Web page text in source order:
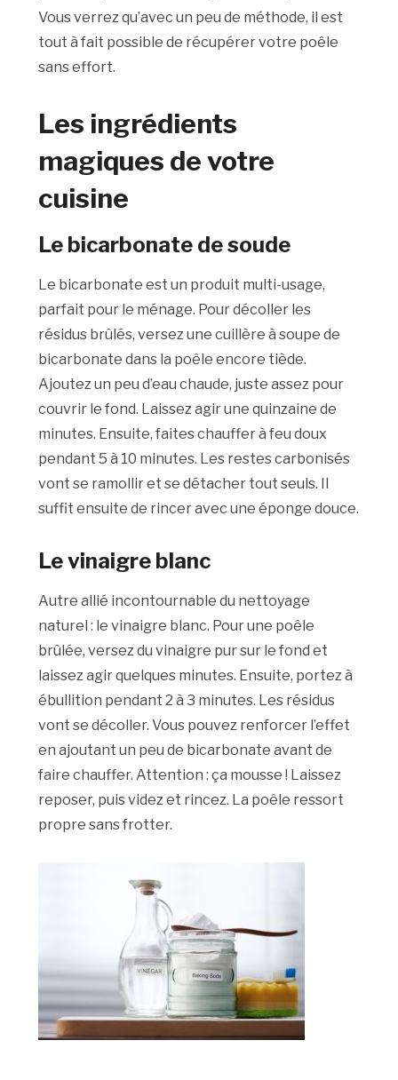
Vous verrez qu’avec un peu de méthode, il est
tout à fait possible de récupérer votre poêle
sans effort.
Les ingrédients
magiques de votre
cuisine
Le bicarbonate de soude
Le bicarbonate est un produit multi-usage,
parfait pour le ménage. Pour décoller les
résidus brûlés, versez une cuillère à soupe de
bicarbonate dans la poêle encore tiède.
Ajoutez un peu d’eau chaude, juste assez pour
couvrir le fond. Laissez agir une quinzaine de
minutes. Ensuite, faites chauffer à feu doux
pendant 5 à 10 minutes. Les restes carbonisés
vont se ramollir et se détacher tout seuls. Il
suffit ensuite de rincer avec une éponge douce.
Le vinaigre blanc
Autre allié incontournable du nettoyage
naturel : le vinaigre blanc. Pour une poêle
brûlée, versez du vinaigre pur sur le fond et
laissez agir quelques minutes. Ensuite, portez à
ébullition pendant 2 à 3 minutes. Les résidus
vont se décoller. Vous pouvez renforcer l’effet
en ajoutant un peu de bicarbonate avant de
faire chauffer. Attention : ça mousse ! Laissez
reposer, puis videz et rincez. La poêle ressort
propre sans frotter.